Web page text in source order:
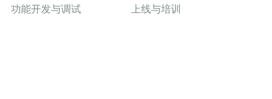
功能开发与调试 上线与培训